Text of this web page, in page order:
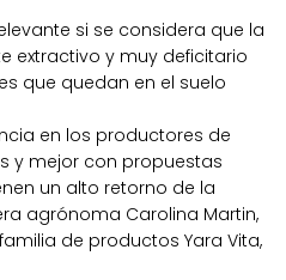
si se considera que la
extractivo y muy deficitario
que quedan en el suelo
en los productores de
y mejor con propuestas
un alto retorno de la
agrónoma Carolina Martin,
de productos Yara Vita,